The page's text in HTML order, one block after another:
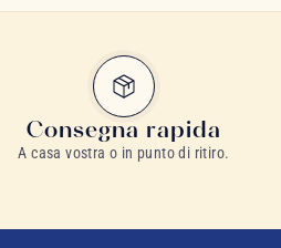
Consegna rapida
A casa vostra o in punto di ritiro.